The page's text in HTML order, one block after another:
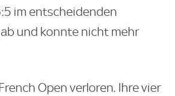
im entscheidenden
und konnte nicht mehr
Open verloren. Ihre vier